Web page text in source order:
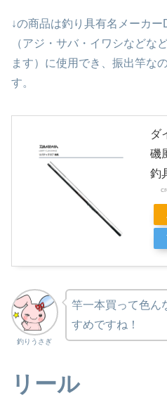
↓の商品は釣り具有名メーカ
（アジ・サバ・イワシなどな
ます）に使用でき、振出竿な
す。
ダ
磯
釣
釣りうさぎ
竿一本買って色ん
すめですね！
リール